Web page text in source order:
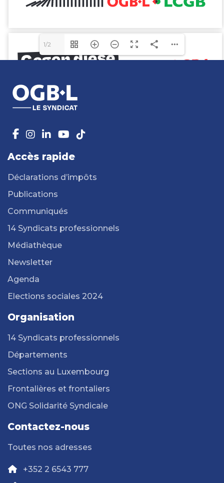
1/2
Accès rapide
Déclarations d’impôts
Publications
Communiqués
14 Syndicats professionnels
Médiathèque
Newsletter
Agenda
Elections sociales 2024
Organisation
14 Syndicats professionnels
Départements
Sections au Luxembourg
Frontalières et frontaliers
ONG Solidarité Syndicale
Contactez-nous
Toutes nos adresses
+352 2 6543 777